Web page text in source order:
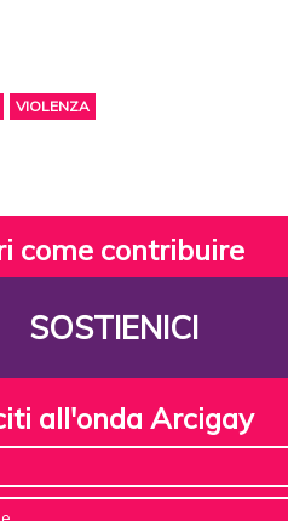
VIOLENZA
come contribuire
SOSTIENICI
all'onda Arcigay